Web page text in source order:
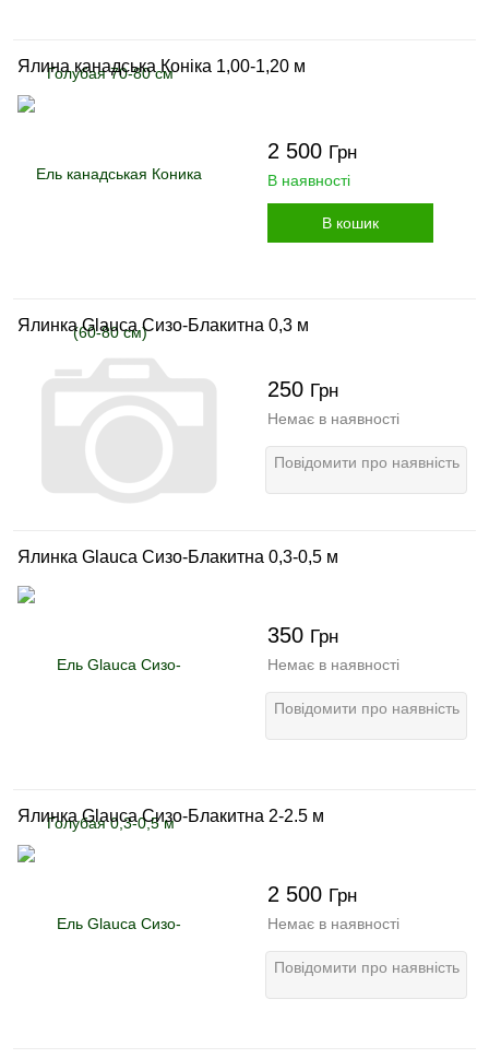
Ялина канадська Коніка 1,00-1,20 м
2 500 Грн
В наявності
В кошик
Ялинка Glauca Сизо-Блакитна 0,3 м
250 Грн
Немає в наявності
Повідомити про наявність
Ялинка Glauca Сизо-Блакитна 0,3-0,5 м
350 Грн
Немає в наявності
Повідомити про наявність
Ялинка Glauca Сизо-Блакитна 2-2.5 м
2 500 Грн
Немає в наявності
Повідомити про наявність